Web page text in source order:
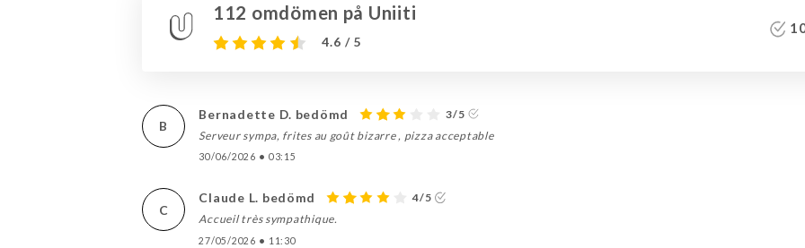
112 omdömen på Uniiti
4.6 / 5
B
Bernadette D. bedömd
3/5
Serveur sympa, frites au goût bizarre , pizza acceptable
30/06/2026 • 03:15
C
Claude L. bedömd
4/5
Accueil très sympathique.
27/05/2026 • 11:30